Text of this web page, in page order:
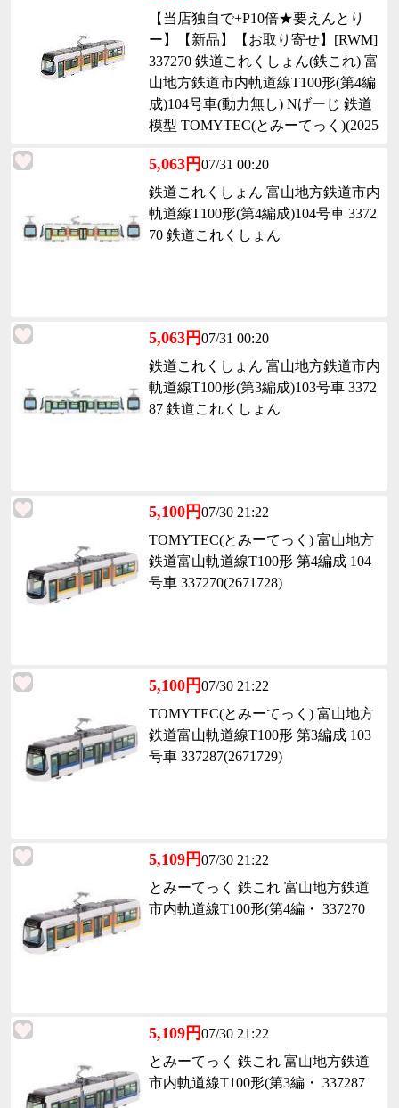
【当店独自で+P10倍★要えんとり
ー】【新品】【お取り寄せ】[RWM]
337270 鉄道これくしょん(鉄これ) 富
山地方鉄道市内軌道線T100形(第4編
成)104号車(動力無し) Nげーじ 鉄道
模型 TOMYTEC(とみーてっく)(2025
5,063円07/31 00:20
鉄道これくしょん 富山地方鉄道市内
軌道線T100形(第4編成)104号車 3372
70 鉄道これくしょん
5,063円07/31 00:20
鉄道これくしょん 富山地方鉄道市内
軌道線T100形(第3編成)103号車 3372
87 鉄道これくしょん
5,100円07/30 21:22
TOMYTEC(とみーてっく) 富山地方
鉄道富山軌道線T100形 第4編成 104
号車 337270(2671728)
5,100円07/30 21:22
TOMYTEC(とみーてっく) 富山地方
鉄道富山軌道線T100形 第3編成 103
号車 337287(2671729)
5,109円07/30 21:22
とみーてっく 鉄これ 富山地方鉄道
市内軌道線T100形(第4編・ 337270
5,109円07/30 21:22
とみーてっく 鉄これ 富山地方鉄道
市内軌道線T100形(第3編・ 337287